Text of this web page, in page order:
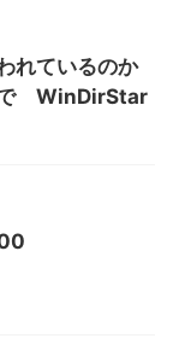
れているのか
で WinDirStar